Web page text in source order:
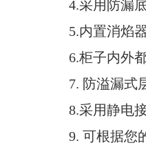
4.采用防漏
5.内置消焰
6.柜子内外
7. 防溢漏式
8.采用静电
9. 可根据您